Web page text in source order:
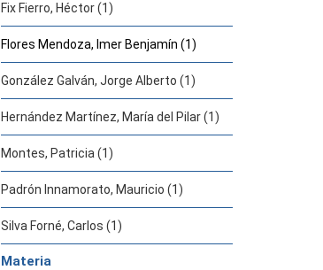
Fix Fierro, Héctor (1)
Flores Mendoza, Imer Benjamín (1)
González Galván, Jorge Alberto (1)
Hernández Martínez, María del Pilar (1)
Montes, Patricia (1)
Padrón Innamorato, Mauricio (1)
Silva Forné, Carlos (1)
Materia